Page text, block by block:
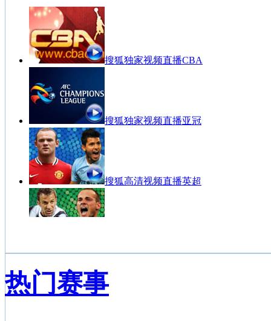
搜狐独家视频直播CBA
搜狐独家视频直播亚冠
搜狐高清视频直播英超
热门赛事